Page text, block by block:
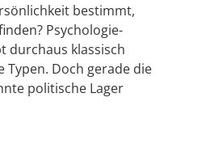
bestimmt,
Psychologie-
durchaus klassisch
Typen. Doch gerade die
politische Lager